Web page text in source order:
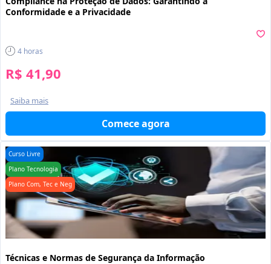
Conformidade e a Privacidade
4 horas
R$ 41,90
Saiba mais
Comece agora
Curso Livre
Plano Tecnologia
Plano Com, Tec e Neg
Técnicas e Normas de Segurança da Informação